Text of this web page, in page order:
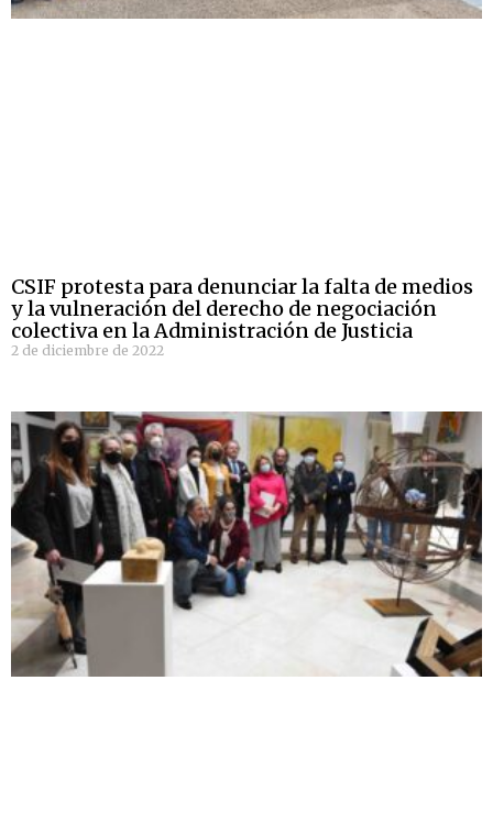
CSIF protesta para denunciar la falta de medios
y la vulneración del derecho de negociación
colectiva en la Administración de Justicia
2 de diciembre de 2022